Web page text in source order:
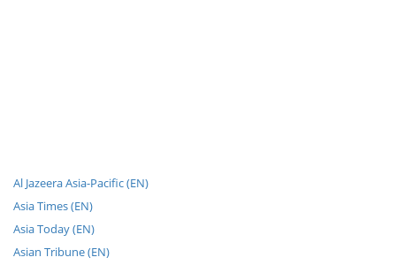
Al Jazeera Asia-Pacific (EN)
Asia Times (EN)
Asia Today (EN)
Asian Tribune (EN)